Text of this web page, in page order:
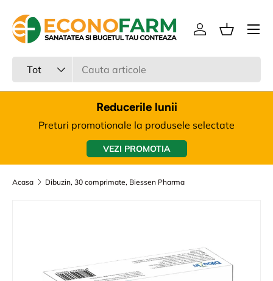
Sari la continut
Tot
Intra in cont
Cos
Meniu
Reducerile lunii
Preturi promotionale la produsele selectate
VEZI PROMOTIA
Acasa Dibuzin, 30 comprimate, Biessen Pharma